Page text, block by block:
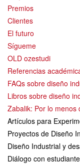
Premios
Clientes
El futuro
Sígueme
OLD ozestudi
Referencias
FAQs sobre diseño
Libros sobre diseño
Zabalik: Por lo menos
Artículos para
Proyectos de Diseño
Diseño Industrial y
Diálogo con